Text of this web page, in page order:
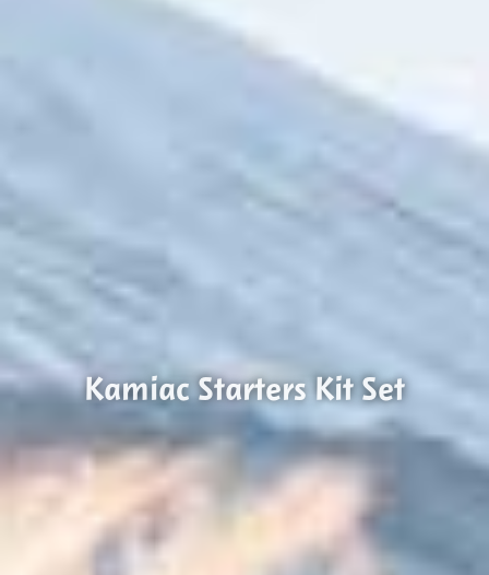
Kamiac Starters Kit Set